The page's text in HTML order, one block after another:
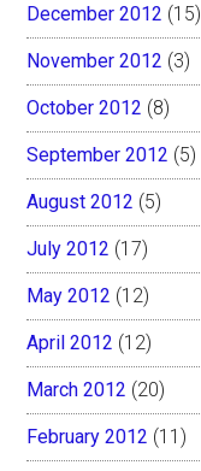
December 2012 (15)
November 2012 (3)
October 2012 (8)
September 2012 (5)
August 2012 (5)
July 2012 (17)
May 2012 (12)
April 2012 (12)
March 2012 (20)
February 2012 (11)